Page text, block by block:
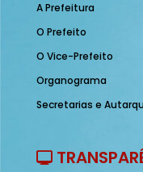
A Prefeitura
O Prefeito
O Vice-Prefeito
Organograma
Secretarias e